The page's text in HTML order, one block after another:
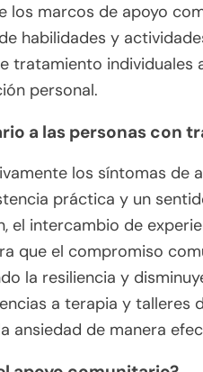
los marcos de apoyo
habilidades y
tratamiento individuales
personal.
a las personas con
los síntomas de
práctica y un
el intercambio de
que el compromiso
la resiliencia y
a terapia y talleres
ansiedad de manera